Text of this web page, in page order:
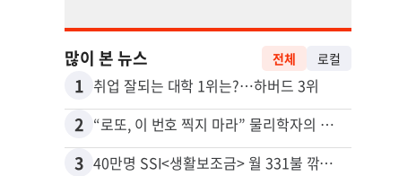
많이 본 뉴스 전체 로컬
1 취업 잘되는 대학 1위는?…하버드 3위
2 “로또, 이 번호 찍지 마라” 물리학자의 당첨금 높이는 비밀
3 40만명 SSI<생활보조금> 월 331불 깎이나